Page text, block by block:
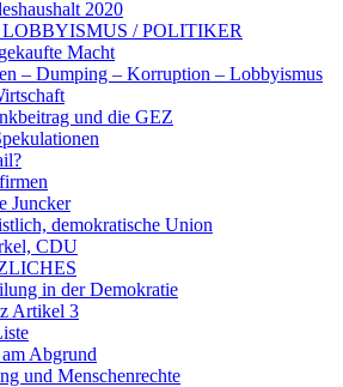
2020
/ POLITIKER
Macht
– Dumping – Korruption – Lobbyismus
und die GEZ
Juncker
demokratische Union
CDU
in der Demokratie
Artikel 3
Abgrund
und Menschenrechte